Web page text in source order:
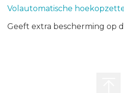
Volautomatische
Geeft extra bescherming op